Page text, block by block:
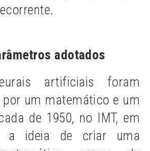
adotados
artificiais foram
por um matemático e um
de 1950, no IMT, em
a ideia de criar uma